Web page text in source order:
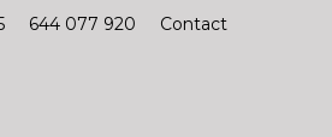
644 077 920 Contact